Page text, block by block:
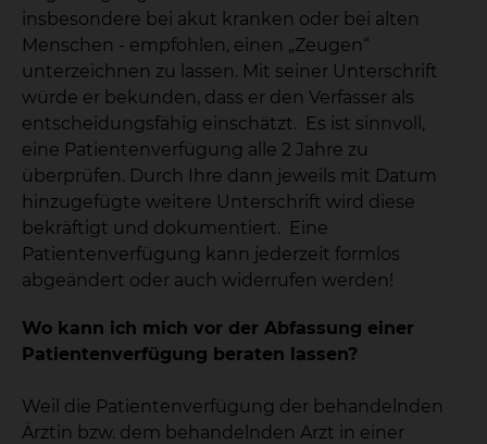
insbesondere bei akut kranken oder bei alten
Menschen - empfohlen, einen „Zeugen“
unterzeichnen zu lassen. Mit seiner Unterschrift
würde er bekunden, dass er den Verfasser als
entscheidungsfähig einschätzt. Es ist sinnvoll,
eine Patientenverfügung alle 2 Jahre zu
überprüfen. Durch Ihre dann jeweils mit Datum
hinzugefügte weitere Unterschrift wird diese
bekräftigt und dokumentiert. Eine
Patientenverfügung kann jederzeit formlos
abgeändert oder auch widerrufen werden!
Wo kann ich mich vor der Abfassung einer
Patientenverfügung beraten lassen?
Weil die Patientenverfügung der behandelnden
Ärztin bzw. dem behandelnden Arzt in einer